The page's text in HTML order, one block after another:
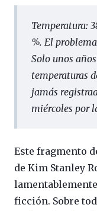
Temperatura:
%. El
Solo unos
temperaturas
jamás
miércoles por
Este fragmento
de Kim Stanley
ficción. Sobre